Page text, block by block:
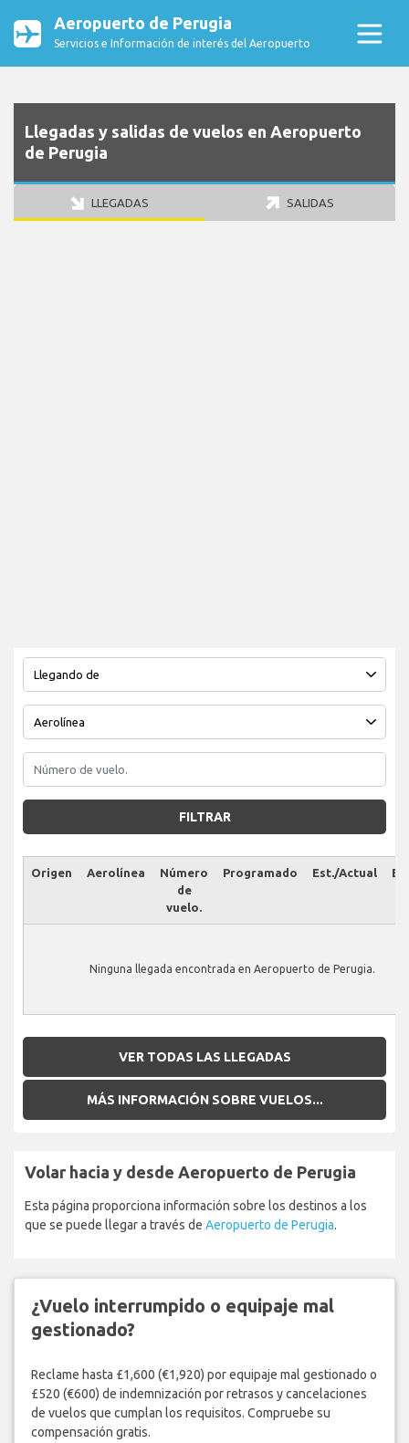
Aeropuerto de Perugia
Servicios e Información de interés del Aeropuerto
Llegadas y salidas de vuelos en Aeropuerto
de Perugia
LLEGADAS SALIDAS
FILTRAR
Origen Aerolínea
Número
de
vuelo.
Programado Est./Actual
Ninguna llegada encontrada en Aeropuerto de Perugia.
VER TODAS LAS LLEGADAS
MÁS INFORMACIÓN SOBRE VUELOS...
Volar hacia y desde Aeropuerto de Perugia
Esta página proporciona información sobre los destinos a los
que se puede llegar a través de Aeropuerto de Perugia.
¿Vuelo interrumpido o equipaje mal
gestionado?
Reclame hasta £1,600 (€1,920) por equipaje mal gestionado o
£520 (€600) de indemnización por retrasos y cancelaciones
de vuelos que cumplan los requisitos. Compruebe su
compensación gratis.